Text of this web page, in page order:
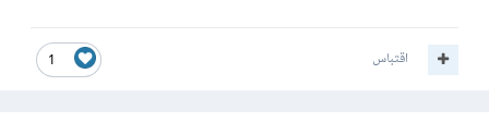
1 اقتباس